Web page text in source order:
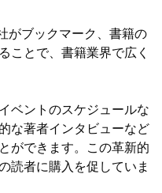
がブックマーク、書籍の
ことで、書籍業界で広く
ベントのスケジュールな
な著者インタビューなど
ができます。この革新的
読者に購入を促していま